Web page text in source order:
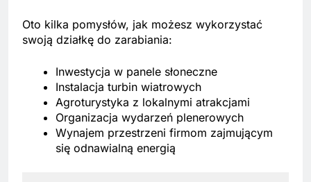
Oto kilka pomysłów, jak możesz wykorzystać
swoją działkę do zarabiania:
Inwestycja w panele słoneczne
Instalacja turbin wiatrowych
Agroturystyka z lokalnymi atrakcjami
Organizacja wydarzeń plenerowych
Wynajem przestrzeni firmom zajmującym
się odnawialną energią